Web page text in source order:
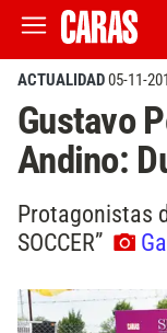
ACTUALIDAD05-11-
Gustavo
Andino:
Protagonistas
SOCCER”